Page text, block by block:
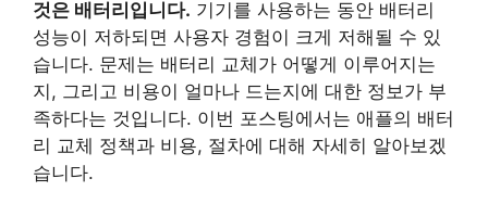
것은 배터리입니다. 기기를 사용하는 동안 배터리
성능이 저하되면 사용자 경험이 크게 저해될 수 있
습니다. 문제는 배터리 교체가 어떻게 이루어지는
지, 그리고 비용이 얼마나 드는지에 대한 정보가 부
족하다는 것입니다. 이번 포스팅에서는 애플의 배터
리 교체 정책과 비용, 절차에 대해 자세히 알아보겠
습니다.